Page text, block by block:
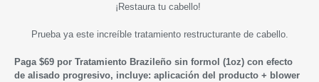
¡Restaura tu cabello!
Prueba ya este increíble tratamiento restructurante de cabello.
Paga $69 por Tratamiento Brazileño sin formol (1oz) con efecto
de alisado progresivo, incluye: aplicación del producto + blower